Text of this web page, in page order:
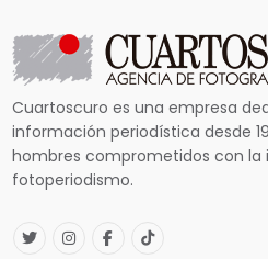
Cuartoscuro es una empresa
información periodística desde
hombres comprometidos con la
fotoperiodismo.